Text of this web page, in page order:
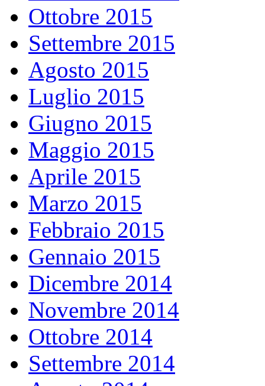
Ottobre 2015
Settembre 2015
Agosto 2015
Luglio 2015
Giugno 2015
Maggio 2015
Aprile 2015
Marzo 2015
Febbraio 2015
Gennaio 2015
Dicembre 2014
Novembre 2014
Ottobre 2014
Settembre 2014